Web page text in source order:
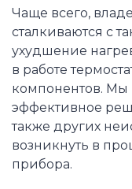
Чаще всего,
сталкиваются с
ухудшение
в работе
компонентов. Мы
эффективное
также других
возникнуть в
прибора.